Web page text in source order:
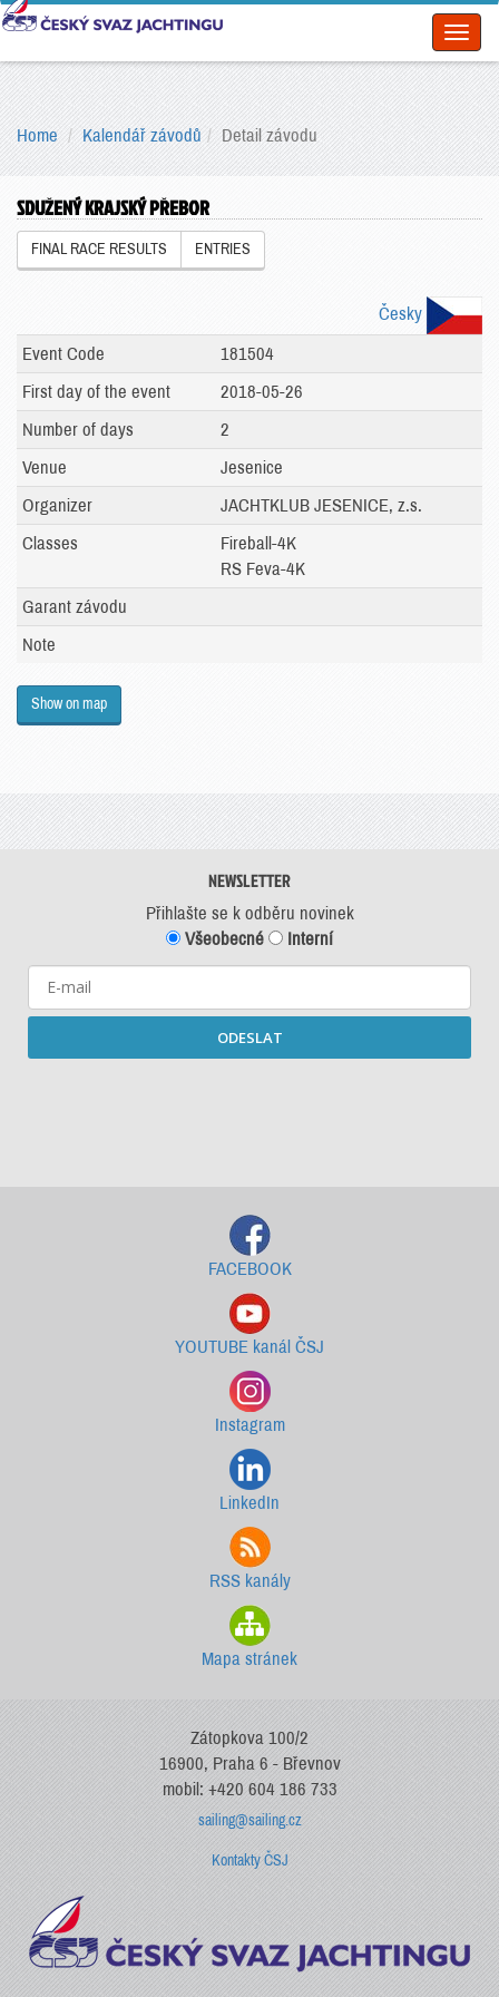
Home Kalendář závodů Detail závodu
SDUŽENÝ KRAJSKÝ PŘEBOR
FINAL RACE RESULTS ENTRIES
Česky
Event Code
181504
First day of the event
2018-05-26
Number of days
2
Venue
Jesenice
Organizer
JACHTKLUB JESENICE, z.s.
Classes
Fireball-4K
RS Feva-4K
Garant závodu
Note
Show on map
NEWSLETTER
Přihlašte se k odběru novinek
Všeobecné
Interní
ODESLAT
FACEBOOK
YOUTUBE kanál ČSJ
Instagram
LinkedIn
RSS kanály
Mapa stránek
Zátopkova 100/2
16900, Praha 6 - Břevnov
mobil: +420 604 186 733
sailing@sailing.cz
Kontakty ČSJ